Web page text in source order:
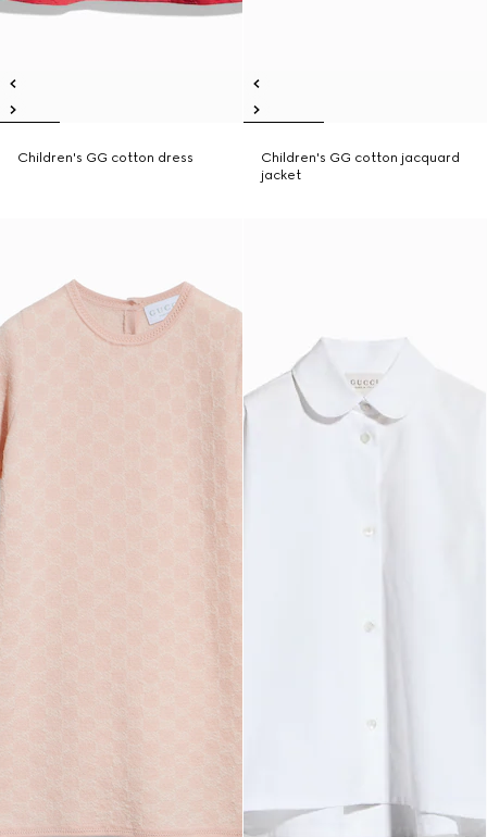
Children's GG cotton dress
Children's GG cotton jacquard
jacket